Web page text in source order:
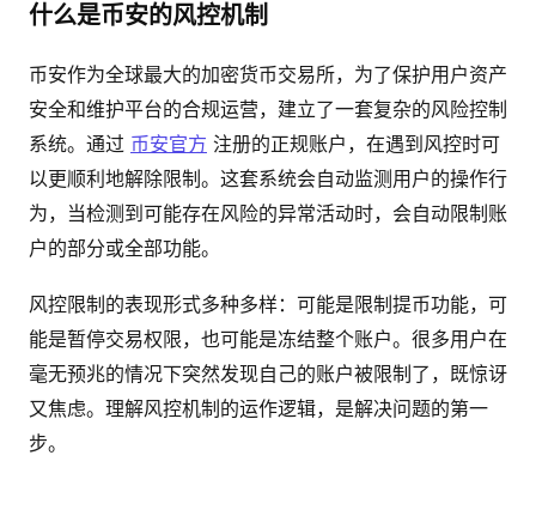
什么是币安的风控机制
币安作为全球最大的加密货币交易所，为了保护用户资产
安全和维护平台的合规运营，建立了一套复杂的风险控制
系统。通过 币安官方 注册的正规账户，在遇到风控时可
以更顺利地解除限制。这套系统会自动监测用户的操作行
为，当检测到可能存在风险的异常活动时，会自动限制账
户的部分或全部功能。
风控限制的表现形式多种多样：可能是限制提币功能，可
能是暂停交易权限，也可能是冻结整个账户。很多用户在
毫无预兆的情况下突然发现自己的账户被限制了，既惊讶
又焦虑。理解风控机制的运作逻辑，是解决问题的第一
步。